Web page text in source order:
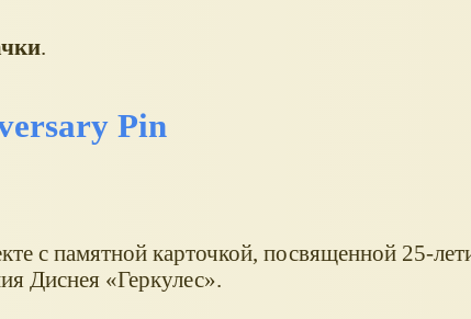
.
Pin
с памятной карточкой, посвященной 25-
Диснея
Геркулес .